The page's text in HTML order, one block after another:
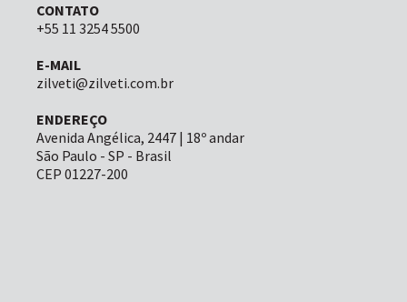
CONTATO
+55 11 3254 5500
E-MAIL
zilveti@zilveti.com.br
ENDEREÇO
Avenida Angélica, 2447 | 18º andar
São Paulo - SP - Brasil
CEP 01227-200